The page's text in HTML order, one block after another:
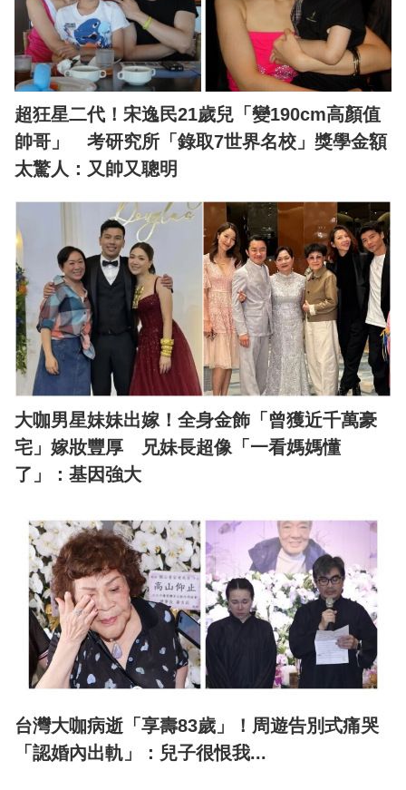
超狂星二代！宋逸民21歲兒「變190cm高顏值
帥哥」 考研究所「錄取7世界名校」獎學金額
太驚人：又帥又聰明
大咖男星妹妹出嫁！全身金飾「曾獲近千萬豪
宅」嫁妝豐厚 兄妹長超像「一看媽媽懂
了」：基因強大
台灣大咖病逝「享壽83歲」！周遊告別式痛哭
「認婚內出軌」：兒子很恨我...